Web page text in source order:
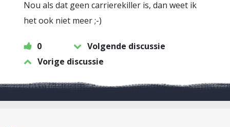
Nou als dat geen carrierekiller is, dan weet ik
het ook niet meer ;-)
0
Volgende discussie
Vorige discussie